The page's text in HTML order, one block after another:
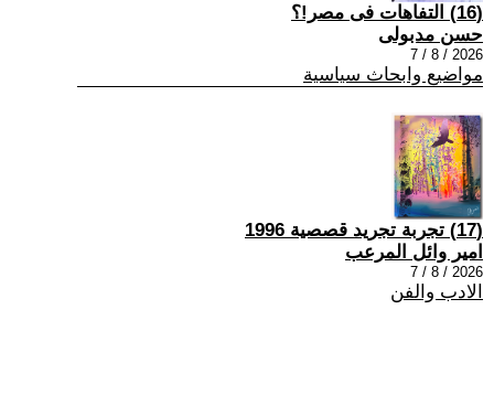
(16) التفاهات فى مصر!؟
حسن مدبولى
2026 / 8 / 7
مواضيع وابحاث سياسية
(17) تجربة تجريد قصصية 1996
امير وائل المرعب
2026 / 8 / 7
الادب والفن